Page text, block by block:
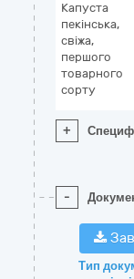
Капуста
пекінська,
свіжа,
першого
товарного
сорту
+
-
Тип